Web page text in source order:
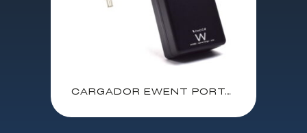
CARGADOR EWENT PORTATIL IBM/LENOVO 65W 20V 3.25A / CONECTOR 7.9*5.5mm / EW3888